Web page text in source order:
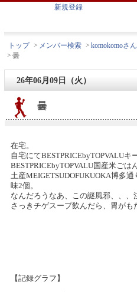
新規登録
トップ > メンバー検索 > komokomoさ
> 曇
26年06月09日（火）
曇
在宅。
自宅にてBESTPRICEbyTOPVALUキ
BESTPRICEbyTOPVALU国産米ご
土産MEIGETSUDOFUKUOKA博多
味2個。
なんだろうなあ、この謎風邪、、、
さっきチゲスープ飲んだら、胃がも
【記録グラフ】